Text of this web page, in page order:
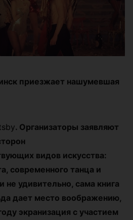
приезжает нашумевшая
. Организаторы заявляют
видов искусства:
современного танца и
не удивительно, сама книга
дает место воображению,
экранизация с участием